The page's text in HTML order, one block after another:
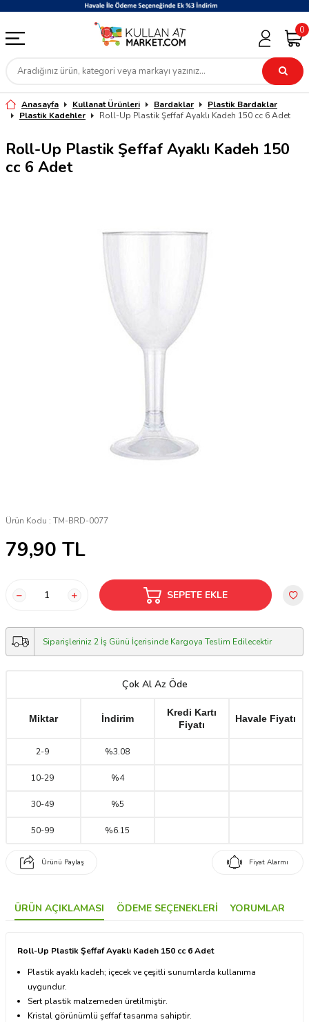
0
Anasayfa Kullanat Ürünleri Bardaklar
Plastik Bardaklar
Plastik Kadehler
Roll-Up Plastik Şeffaf Ayaklı Kadeh 150 cc 6 Adet
Roll-Up Plastik Şeffaf Ayaklı Kadeh 150
cc 6 Adet
Ürün Kodu : TM-BRD-0077
79,90 TL
SEPETE EKLE
Siparişleriniz 2 İş Günü İçerisinde Kargoya Teslim Edilecektir
Çok Al Az Öde
Miktar İndirim
Kredi Kartı
Fiyatı
Havale Fiyatı
2-9 %3.08
10-29 %4
30-49 %5
50-99 %6.15
Ürünü Paylaş Fiyat Alarmı
ÜRÜN AÇIKLAMASI ÖDEME SEÇENEKLERI YORUMLAR
Roll-Up Plastik Şeffaf Ayaklı Kadeh 150 cc 6 Adet
Plastik ayaklı kadeh; içecek ve çeşitli sunumlarda kullanıma
uygundur.
Sert plastik malzemeden üretilmiştir.
Kristal görünümlü şeffaf tasarıma sahiptir.